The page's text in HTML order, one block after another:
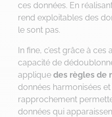
ces données. En
rend exploitables des
le sont pas.
In fine, c’est grâce à
capacité de
applique des règles de
données harmonisées
rapprochement
données qui